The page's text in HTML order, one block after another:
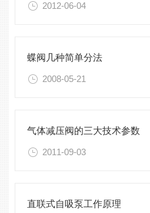
2012-06-04
蝶阀几种简单分法
2008-05-21
气体减压阀的三大技术参数
2011-09-03
直联式自吸泵工作原理